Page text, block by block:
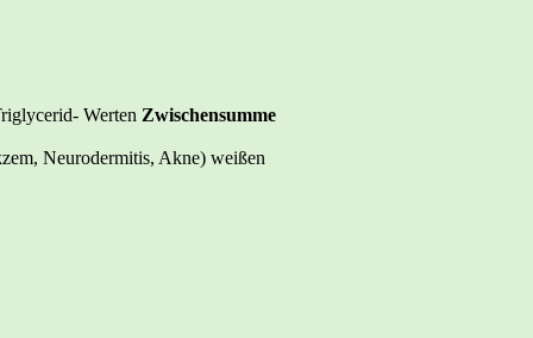
Werten Zwischensumme
Neurodermitis, Akne) weißen